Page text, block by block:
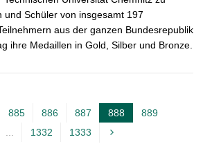
und Schüler von insgesamt 197
aus der ganzen Bundesrepublik
ihre Medaillen in Gold, Silber und Bronze.
885 886 887 888A
889
... 1332 1333